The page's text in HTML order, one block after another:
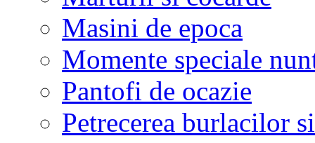
Masini de epoca
Momente speciale
Pantofi de ocazie
Petrecerea burlacilor